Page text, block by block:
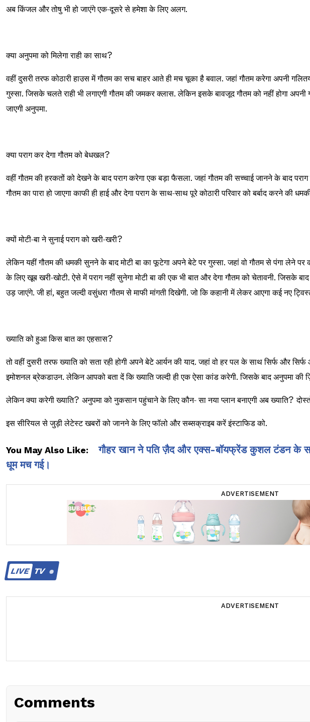
अब किंजल और तोषु भी हो जाएंगे एक-दूसरे से हमेशा के लिए अलग.
क्या अनुपमा को मिलेगा राही का साथ?
वहीं दुसरी तरफ कोठारी हाउस में गौतम का सच बाहर आते ही मच चूका है बवाल. जहां गौतम करेगा अपनी
गुस्सा. जिसके चलते राही भी लगाएगी गौतम की जमकर क्लास. लेकिन इसके बावजूद गौतम को नहीं होगा
जाएगी अनुपमा.
क्या पराग कर देगा गौतम को बेधखल?
वहीं गौतम की हरकतों को देखने के बाद पराग करेगा एक बड़ा फैसला. जहां गौतम की सच्चाई जानने के बाद
गौतम का पारा हो जाएगा काफी ही हाई और देगा पराग के साथ-साथ पूरे कोठारी परिवार को बर्बाद करने की
क्यों मोटी-बा ने सुनाई पराग को खरी-खरी?
लेकिन यहीं गौतम की धमकी सुनने के बाद मोटी बा का फूटेगा अपने बेटे पर गुस्सा. जहां वो गौतम से पंगा लेने
के लिए खूब खरी-खोटी. ऐसे में पराग नहीं सुनेगा मोटी बा की एक भी बात और देगा गौतम को चेतावनी. जिसके
उड़ जाएंगे. जी हां, बहुत जल्दी वसुंधरा गौतम से माफी मांगती दिखेगी. जो कि कहानी में लेकर आएगा कई नए
ख्याति को हुआ किस बात का एहसास?
तो वहीं दुसरी तरफ ख्याति को सता रही होगी अपने बेटे आर्यन की याद. जहां वो हर पल के साथ सिर्फ और सिर्फ
इमोशनल ब्रेकडाउन. लेकिन आपको बता दें कि ख्याति जल्दी ही एक ऐसा कांड करेगी. जिसके बाद अनुपमा की
लेकिन क्या करेगी ख्याति? अनुपमा को नुकसान पहुंचाने के लिए कौन- सा नया प्लान बनाएगी अब ख्याति?
इस सीरियल से जुड़ी लेटेस्ट खबरों को जानने के लिए फॉलो और सब्सक्राइब करें इंस्टाफिड को.
You May Also Like:
गौहर खान ने पति ज़ैद और एक्स-बॉयफ्रेंड कुशल टंडन के
धूम मच गई।
ADVERTISEMENT
LIVETV
ADVERTISEMENT
Comments